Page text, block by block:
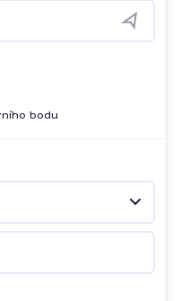
bodu